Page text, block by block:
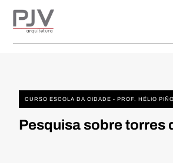
CURSO ESCOLA DA CIDADE - PROF. HÉLIO
Pesquisa sobre torres